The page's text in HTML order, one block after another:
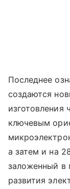
Последнее
создаются
изготовления
ключевым
а затем и на
заложенный в
развития